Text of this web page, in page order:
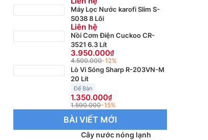
Máy Lọc Nước karofi Slim S-
S038 8 Lõi
Liên hệ
Nồi Cơm Điện Cuckoo CR-
3521 6.3 Lít
3.950.000
4.500.000-12%
Lò Vi Sóng Sharp R-203VN-M
20 Lít
Để Bàn
1.350.000
1.590.000-15%
BÀI VIẾT MỚI
Cây nước nóng lạnh